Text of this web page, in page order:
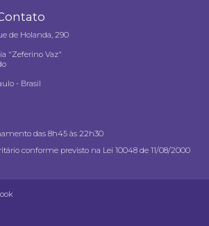
de Holanda, 290
"Zeferino Vaz"
- Brasil
das 8h45 às 22h30
conforme previsto na Lei 10048 de 11/08/2000